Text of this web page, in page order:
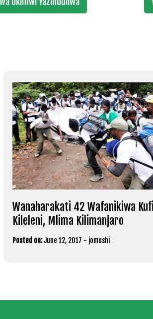
Wanaharakati 42 Wafanikiwa
Kileleni, Mlima Kilimanjaro
Posted on: June 12, 2017 - jomushi